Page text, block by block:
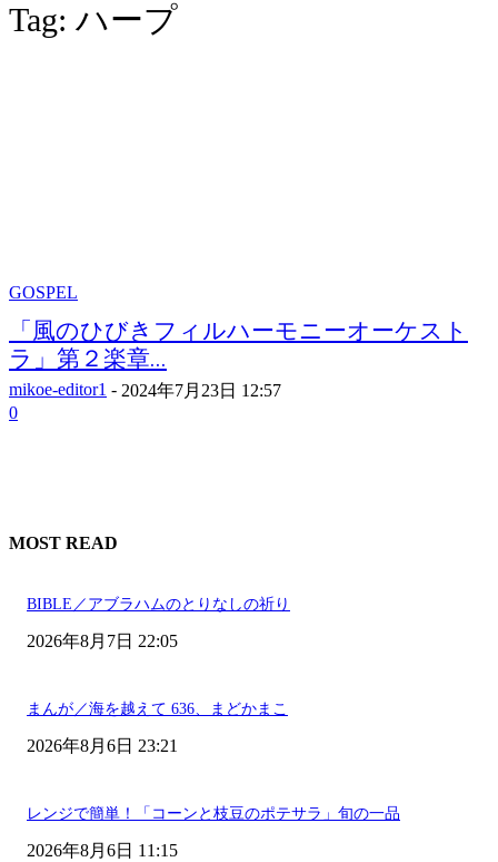
Tag: ハープ
GOSPEL
「風のひびきフィルハーモニーオーケスト
ラ」第２楽章...
mikoe-editor1 - 2024年7月23日 12:57
0
MOST READ
BIBLE／アブラハムのとりなしの祈り
2026年8月7日 22:05
まんが／海を越えて 636、まどかまこ
2026年8月6日 23:21
レンジで簡単！「コーンと枝豆のポテサラ」旬の一品
2026年8月6日 11:15